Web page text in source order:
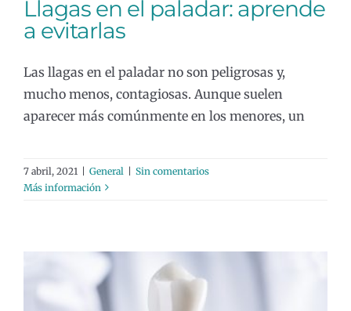
Llagas en el paladar: aprende
a evitarlas
Las llagas en el paladar no son peligrosas y,
mucho menos, contagiosas. Aunque suelen
aparecer más comúnmente en los menores, un
7 abril, 2021 | General | Sin comentarios
Más información